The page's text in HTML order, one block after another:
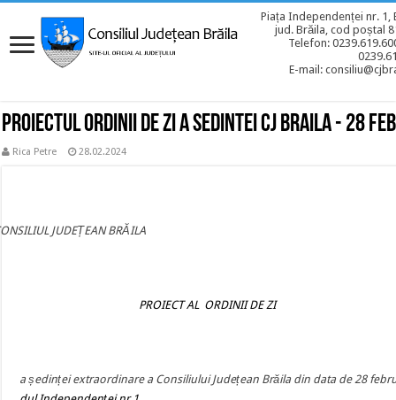
Piața Independenței nr. 1,
jud. Brăila, cod poștal
Telefon:
E-mail:
Proiectul ordinii de zi a sedintei CJ BRAILA - 28
Rica Petre 28.02.2024
JUDEȚEAN BRĂILA
AL ORDINII DE ZI
a ședinței extraordinare a Consiliului Județean Brăila din data de 28